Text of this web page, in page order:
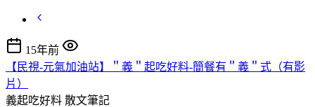
15年前
【民視-元氣加油站】＂義＂起吃好料-簡餐有＂義＂式（有影
片）
義起吃好料 散文筆記